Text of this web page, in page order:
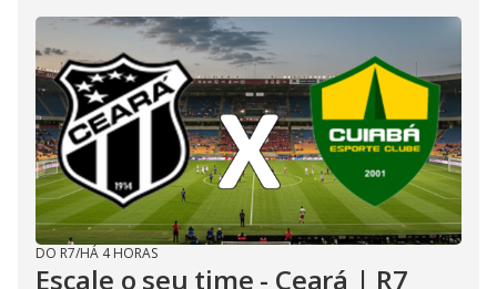
DO R7/HÁ 4 HORAS
Escale o seu time - Ceará | R7